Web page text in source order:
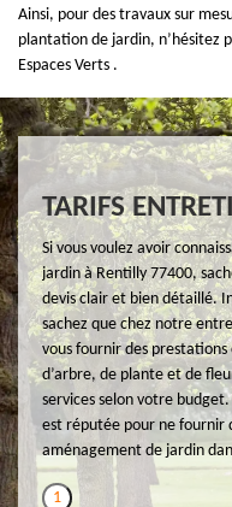
Ainsi, pour des travaux sur
plantation de jardin, n’hésitez
Espaces Verts .
TARIFS
Si vous voulez avoir
jardin à Rentilly 77400,
devis clair et bien détaillé.
sachez que chez notre
vous fournir des
d’arbre, de plante et de
services selon votre
est réputée pour ne fournir
aménagement de jardin
1